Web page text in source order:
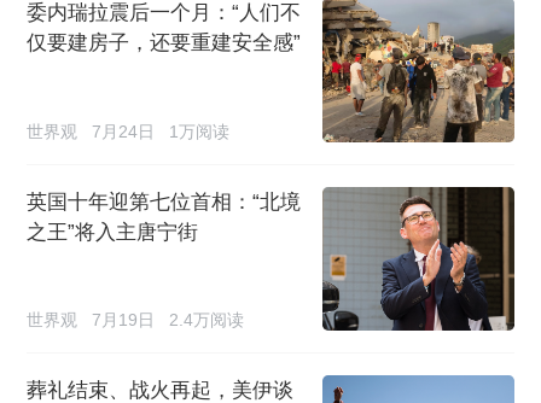
委内瑞拉震后一个月：“人们不
仅要建房子，还要重建安全感”
世界观 7月24日 1万阅读
英国十年迎第七位首相：“北境
之王”将入主唐宁街
世界观 7月19日 2.4万阅读
葬礼结束、战火再起，美伊谈